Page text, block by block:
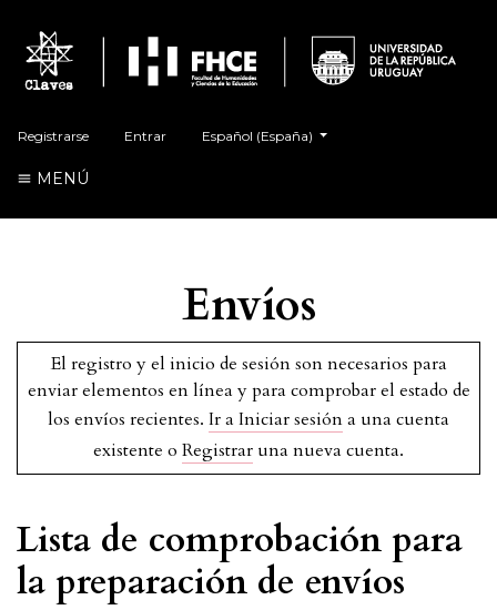
Registrarse Entrar Español (España)
MENÚ
Envíos
El registro y el inicio de sesión son necesarios para
enviar elementos en línea y para comprobar el estado de
los envíos recientes. Ir a Iniciar sesióna una cuenta
existente o Registrar una nueva cuenta.
Lista de comprobación para
la preparación de envíos